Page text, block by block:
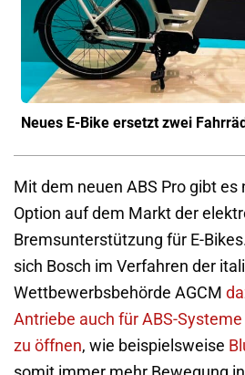
Neues E-Bike ersetzt zwei
Mit dem neuen ABS Pro gibt es
Option auf dem Markt der
Bremsunterstützung für E-
sich Bosch im Verfahren der
Wettbewerbsbehörde AGCM
Antriebe auch für ABS-
zu öffnen, wie beispielsweise